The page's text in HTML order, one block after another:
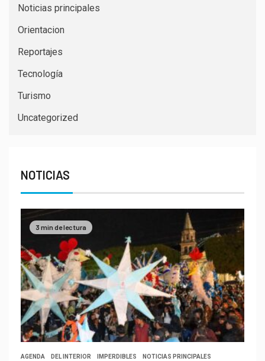
Noticias principales
Orientacion
Reportajes
Tecnología
Turismo
Uncategorized
NOTICIAS
3 min de lectura
AGENDA DEL INTERIOR IMPERDIBLES
NOTICIAS PRINCIPALES